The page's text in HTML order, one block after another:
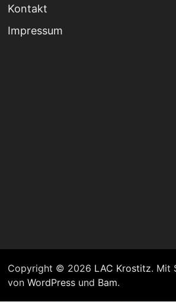
Kontakt
Impressum
Copyright © 2026 LAC Krostitz. Mit
von WordPressund Bam.